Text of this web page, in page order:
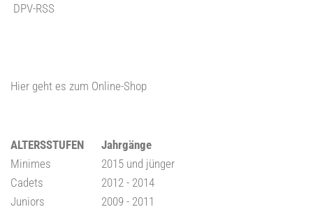
DPV-RSS
Hier geht es zum Online-Shop
ALTERSSTUFEN
Jahrgänge
Minimes
2015 und jünger
Cadets
2012 - 2014
Juniors
2009 - 2011